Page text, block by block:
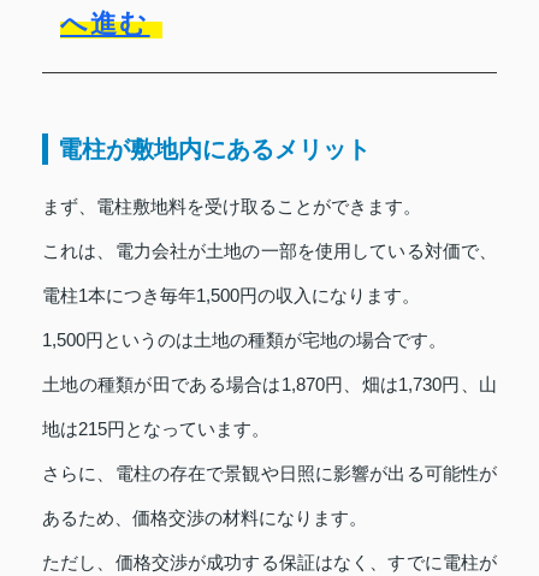
へ進む
電柱が敷地内にあるメリット
まず、電柱敷地料を受け取ることができます。
これは、電力会社が土地の一部を使用している対価で、
電柱1本につき毎年1,500円の収入になります。
1,500円というのは土地の種類が宅地の場合です。
土地の種類が田である場合は1,870円、畑は1,730円、山
地は215円となっています。
さらに、電柱の存在で景観や日照に影響が出る可能性が
あるため、価格交渉の材料になります。
ただし、価格交渉が成功する保証はなく、すでに電柱が